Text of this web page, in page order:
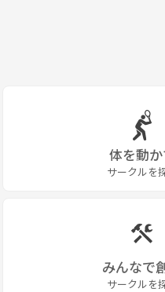
🔹社会人クラスがスタートしまし
フルタイム勤務のママを含めた女
・活動地域：綾瀬(月2回レッスン)
・練習時間：平日18時半〜20時半
体を動
サークルを
みんなで
サークルを